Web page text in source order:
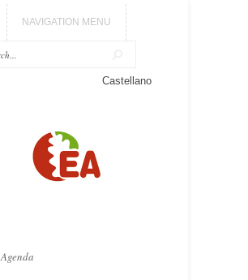
NAVIGATION MENU
Castellano
Agenda